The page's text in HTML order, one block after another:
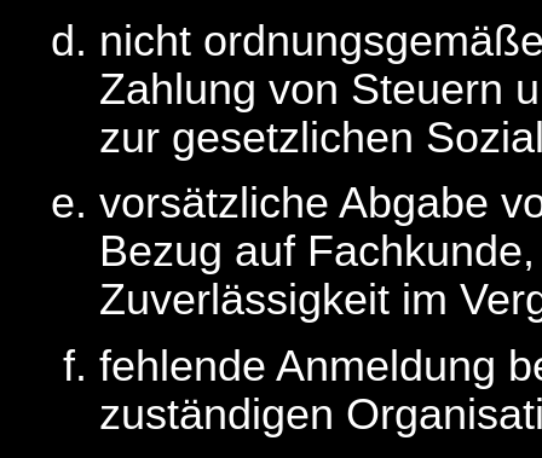
nicht
Zahlung von Steuern
zur gesetzlichen
vorsätzliche Abgabe
Bezug auf
Zuverlässigkeit im
fehlende Anmeldung
zuständigen